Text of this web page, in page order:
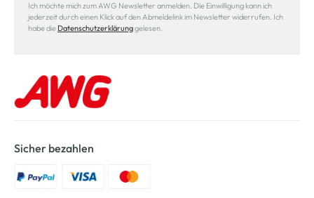
Ich möchte mich zum AWG Newsletter anmelden. Die Einwilligung kann ich
jederzeit durch einen Klick auf den Abmeldelink im Newsletter widerrufen. Ich
habe die Datenschutzerklärunggelesen.
Sicher bezahlen